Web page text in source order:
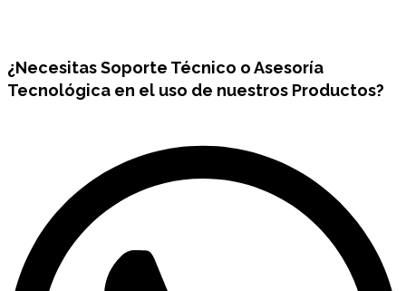
¿NecesitasSoporte Técnico o Asesoría
Tecnológica en el uso de nuestros Productos?